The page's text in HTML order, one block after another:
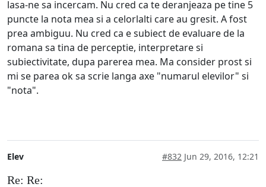
lasa-ne sa incercam. Nu cred ca te deranjeaza pe tine 5
puncte la nota mea si a celorlalti care au gresit. A fost
prea ambiguu. Nu cred ca e subiect de evaluare de la
romana sa tina de perceptie, interpretare si
subiectivitate, dupa parerea mea. Ma consider prost si
mi se parea ok sa scrie langa axe "numarul elevilor" si
"nota".
Elev #832 Jun 29, 2016, 12:21
Re: Re: